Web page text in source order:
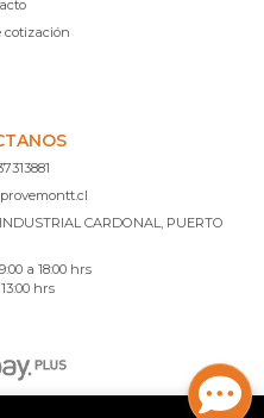
cotización
CARDONAL, PUERTO
a 18:00 hrs
hrs